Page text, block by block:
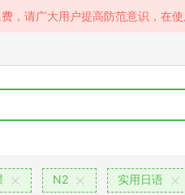
请广大用户提高防范意识，在
N2 实用日语